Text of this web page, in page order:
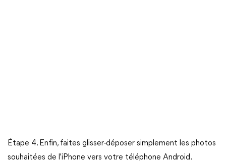
Étape 4. Enfin, faites glisser-déposer simplement les photos
souhaitées de l'iPhone vers votre téléphone Android.